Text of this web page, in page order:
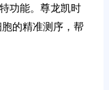
功能。尊龙凯时
的精准测序，帮